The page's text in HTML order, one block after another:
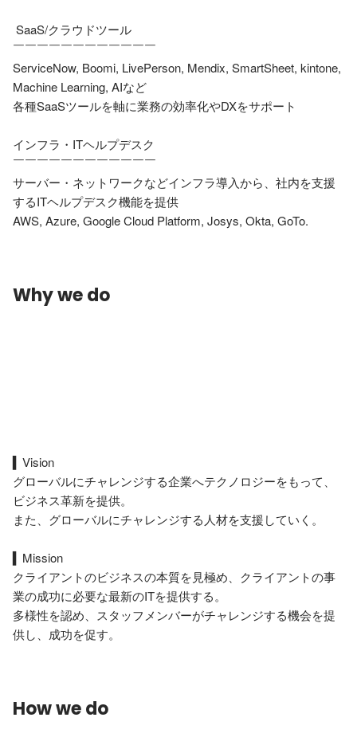
￣￣￣￣￣￣￣￣￣￣￣￣
ServiceNow, Boomi, LivePerson, Mendix, SmartSheet, kintone,
Machine Learning, AIなど
各種SaaSツールを軸に業務の効率化やDXをサポート
インフラ・ITヘルプデスク
￣￣￣￣￣￣￣￣￣￣￣￣
サーバー・ネットワークなどインフラ導入から、社内を支援
するITヘルプデスク機能を提供
Why we do
▍Vision
グローバルにチャレンジする企業へテクノロジーをもって、
ビジネス革新を提供。
また、グローバルにチャレンジする人材を支援していく。
▍Mission
クライアントのビジネスの本質を見極め、クライアントの事
業の成功に必要な最新のITを提供する。
多様性を認め、スタッフメンバーがチャレンジする機会を提
How we do